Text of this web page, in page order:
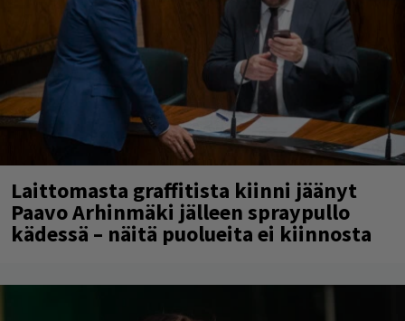
Laittomasta graffitista kiinni jäänyt
Paavo Arhinmäki jälleen spraypullo
kädessä – näitä puolueita ei kiinnosta